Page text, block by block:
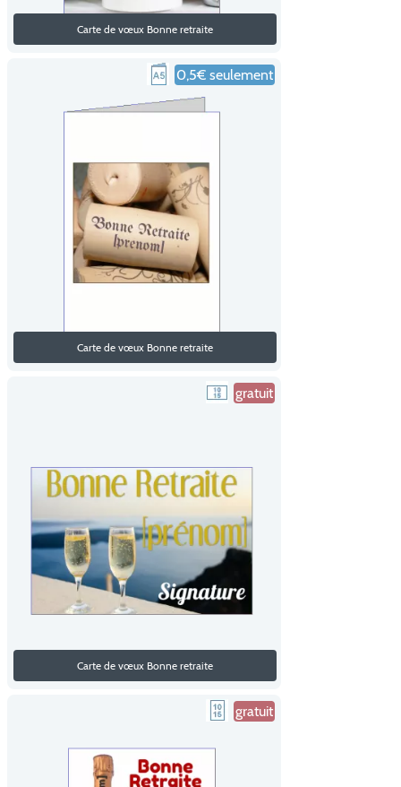
Carte de vœux Bonne retraite
0,5€ seulement
Carte de vœux Bonne retraite
gratuit
Carte de vœux Bonne retraite
gratuit